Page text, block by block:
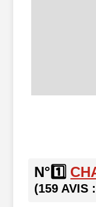
N°1️⃣
(159 AVIS